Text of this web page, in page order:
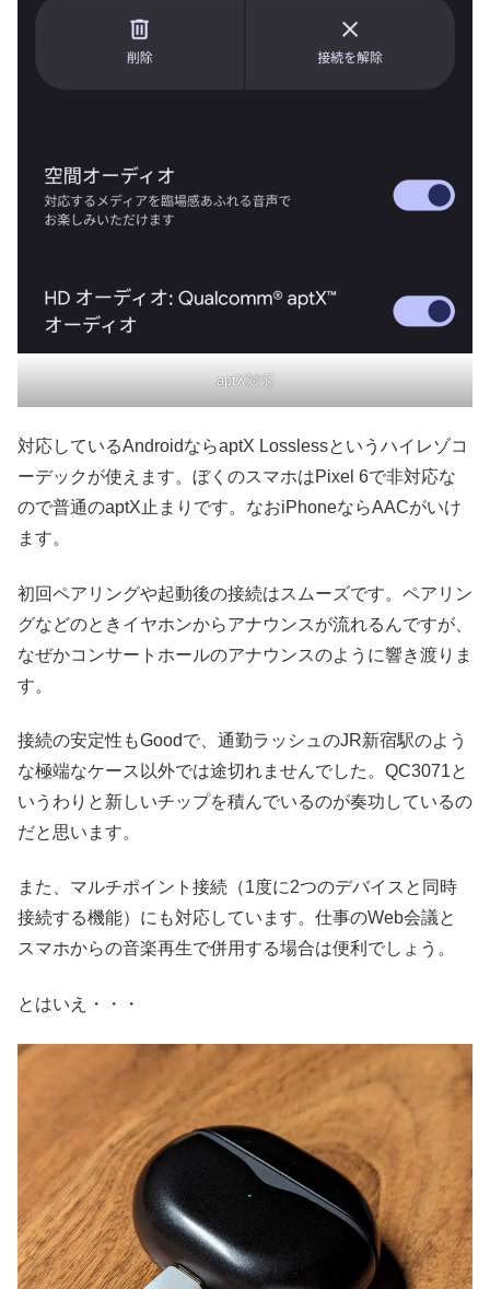
aptX対応
対応しているAndroidならaptX Losslessというハイレゾコ
ーデックが使えます。ぼくのスマホはPixel 6で非対応な
ので普通のaptX止まりです。なおiPhoneならAACがいけ
ます。
初回ペアリングや起動後の接続はスムーズです。ペアリン
グなどのときイヤホンからアナウンスが流れるんですが、
なぜかコンサートホールのアナウンスのように響き渡りま
す。
接続の安定性もGoodで、通勤ラッシュのJR新宿駅のよう
な極端なケース以外では途切れませんでした。QC3071と
いうわりと新しいチップを積んでいるのが奏功しているの
だと思います。
また、マルチポイント接続（1度に2つのデバイスと同時
接続する機能）にも対応しています。仕事のWeb会議と
スマホからの音楽再生で併用する場合は便利でしょう。
とはいえ・・・